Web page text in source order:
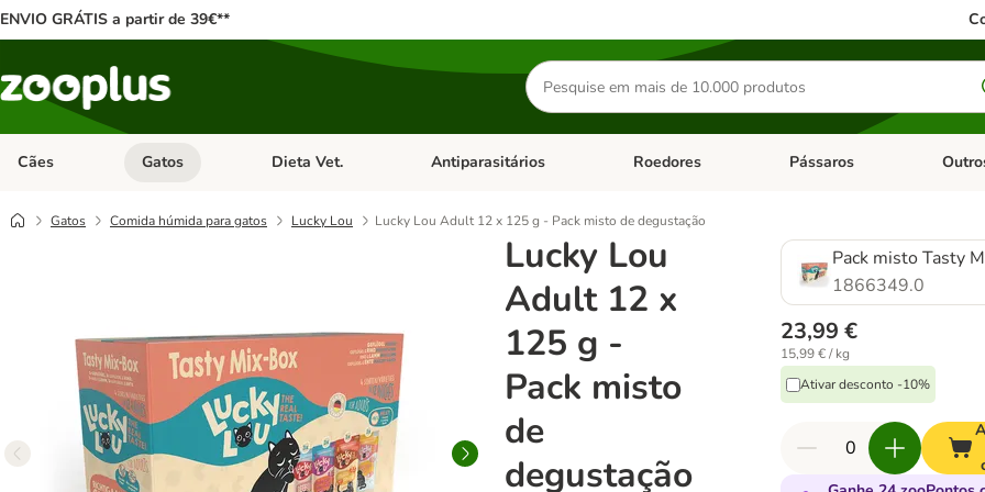
ENVIO GRÁTIS a partir de 39€**
Pesquisar
produtos
Cães Abrir menu de categoria: Cães
Gatos Abrir menu de categoria: Gatos
Dieta Vet. Abrir menu de categoria: Dieta Vet.
Antiparasitários Abrir menu de categoria: Antiparasitários
Roedores Abrir menu de categoria:
Pássaros Abrir
Gatos Comida húmida para gatos Lucky Lou Lucky Lou Adult 12 x 125 g - Pack misto de degustação
Lucky Lou
Adult 12 x
125 g -
Pack misto
de
degustação
Pack misto Tasty
1866349.0
23,99 €
15,99 € / kg
Ativar desconto -10%